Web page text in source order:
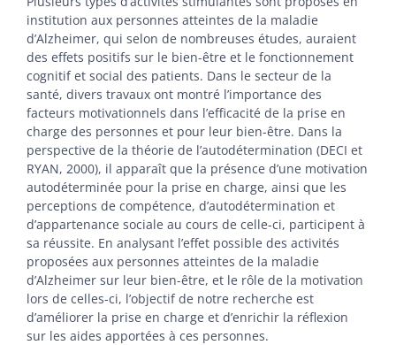
Auteur
institution aux personnes atteintes de la maladie
d’Alzheimer, qui selon de nombreuses études, auraient
des effets positifs sur le bien-être et le fonctionnement
cognitif et social des patients. Dans le secteur de la
santé, divers travaux ont montré l’importance des
facteurs motivationnels dans l’efficacité de la prise en
charge des personnes et pour leur bien-être. Dans la
perspective de la théorie de l’autodétermination (DECI et
RYAN, 2000), il apparaît que la présence d’une motivation
autodéterminée pour la prise en charge, ainsi que les
perceptions de compétence, d’autodétermination et
d’appartenance sociale au cours de celle-ci, participent à
sa réussite. En analysant l’effet possible des activités
proposées aux personnes atteintes de la maladie
d’Alzheimer sur leur bien-être, et le rôle de la motivation
lors de celles-ci, l’objectif de notre recherche est
d’améliorer la prise en charge et d’enrichir la réflexion
sur les aides apportées à ces personnes.